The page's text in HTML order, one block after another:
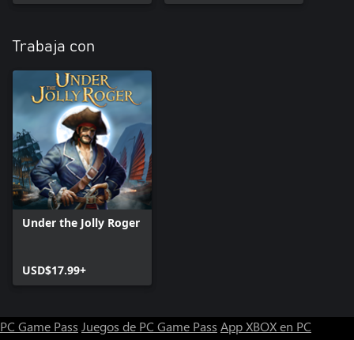
Trabaja con
Under the Jolly Roger
USD$17.99+
PC Game Pass Juegos de PC Game Pass App XBOX en PC